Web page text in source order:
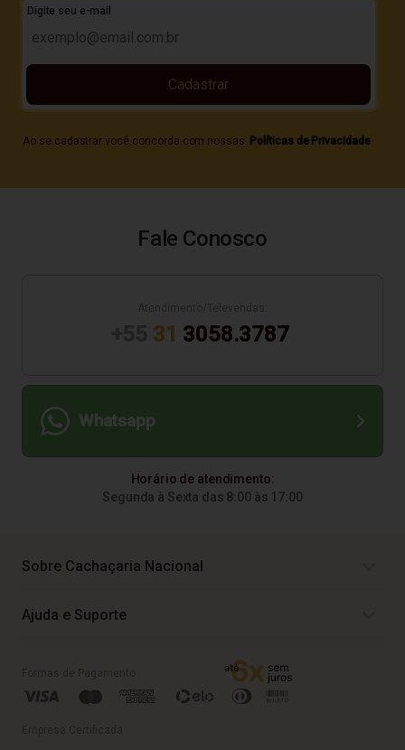
Digite seu e-mail
Ao se cadastrar você concorda com nossas Políticas de Privacidade
Cadastrar
Fale Conosco
31 3058.3787
Whatsapp
Horário de atendimento:
Segunda à Sexta das 8:00 às 17:00
Sobre Cachaçaria Nacional
Ajuda e Suporte